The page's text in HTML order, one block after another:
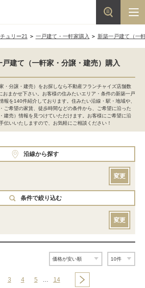
ュリー21 一戸建て・一軒家購入 新築一戸建て（一
建て（一軒家・分譲・建売）購入
・分譲・建売）をお探しなら不動産フランチャイズ店舗数
おまかせ下さい。お客様の住みたいエリア・条件の新築一戸
報を140件紹介しております。住みたい沿線・駅・地域や、
ご希望の家賃、徒歩時間などの条件から、ご希望に沿った
建売）情報を見つけていただけます。お客様にご希望に沿
伝いいたしますので、お気軽にご相談ください！
沿線から探す
変更
条件で絞り込む
変更
3 4 5 … 14